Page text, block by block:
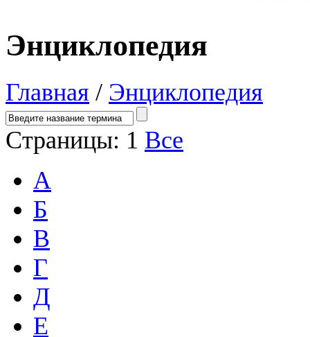
Энциклопедия
Главная / Энциклопедия
Страницы: 1 Все
А
Б
В
Г
Д
Е